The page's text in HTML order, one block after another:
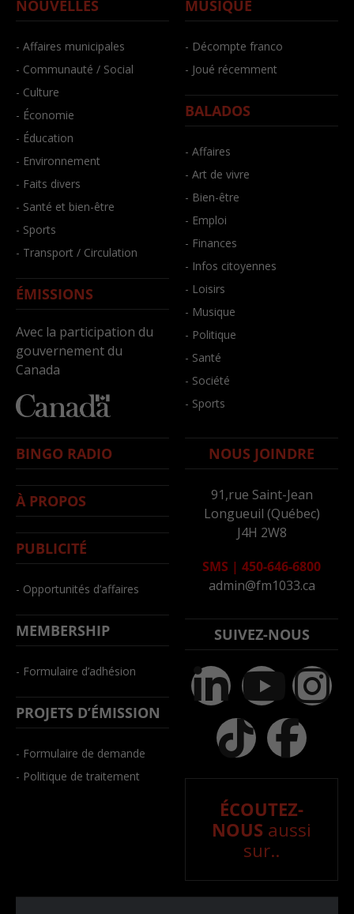
NOUVELLES
- Affaires municipales
- Communauté / Social
- Culture
- Économie
- Éducation
- Environnement
- Faits divers
- Santé et bien-être
- Sports
- Transport / Circulation
ÉMISSIONS
Avec la participation du
gouvernement du
Canada
MUSIQUE
- Décompte franco
- Joué récemment
BALADOS
- Affaires
- Art de vivre
- Bien-être
- Emploi
- Finances
- Infos citoyennes
- Loisirs
- Musique
- Politique
- Santé
- Société
- Sports
BINGO RADIO
À PROPOS
PUBLICITÉ
- Opportunités d’affaires
MEMBERSHIP
- Formulaire d’adhésion
PROJETS D’ÉMISSION
- Formulaire de demande
- Politique de traitement
NOUS JOINDRE
91,rue Saint-Jean
Longueuil (Québec)
J4H 2W8
SMS | 450-646-6800
admin@fm1033.ca
SUIVEZ-NOUS
ÉCOUTEZ-
NOUS aussi
sur..